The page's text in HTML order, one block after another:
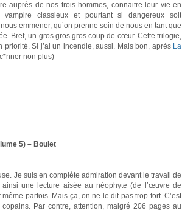
auprès de nos trois hommes, connaitre leur vie en
vampire classieux et pourtant si dangereux soit
emmener, qu’on prenne soin de nous en tant que
Bref, un gros gros gros coup de cœur. Cette trilogie,
priorité. Si j’ai un incendie, aussi. Mais bon, après La
non plus)
5) – Boulet
Je suis en complète admiration devant le travail de
une lecture aisée au néophyte (de l’œuvre de
parfois. Mais ça, on ne le dit pas trop fort. C’est
Par contre, attention, malgré 206 pages au